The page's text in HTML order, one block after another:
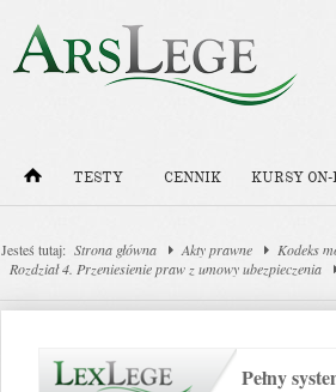
TESTY CENNIK KURSY
Jesteś tutaj: Strona główna Akty prawne
Kodeks
Rozdział 4. Przeniesienie praw z umowy ubezpieczenia
Pełny